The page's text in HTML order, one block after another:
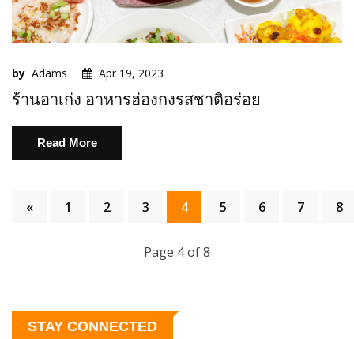
by Adams Apr 19, 2023
ร้านอาเก่ง อาหารฮ่องกงรสชาติอร่อย
Read More
« 1 2 3 4 5 6 7 8
Page 4 of 8
STAY CONNECTED